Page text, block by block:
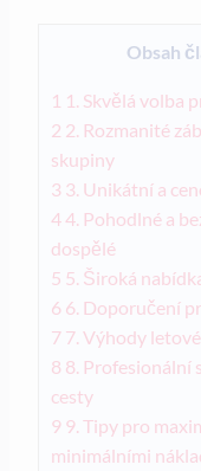
Obsah
1 1.⁢ Skvělá volba
2 2. Rozmanité
skupiny
3 3.⁣ Unikátní a
4 4. Pohodlné a
dospělé
5 5. Široká
6 6. Doporučení
7 7.⁢ Výhody⁢
8 8. Profesionální
cesty
9 9. Tipy pro
minimálními